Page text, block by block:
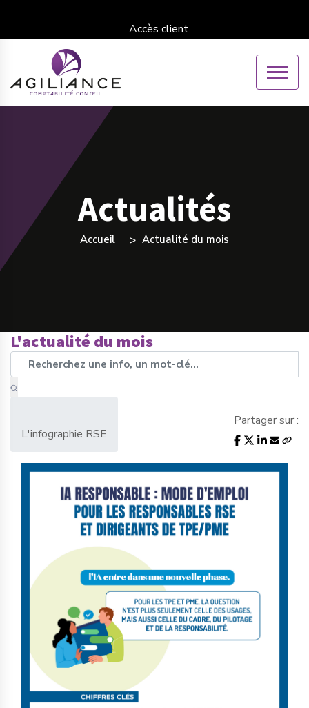
Accès client
Actualités
Accueil Actualité du mois
L'actualité du mois
L'infographie RSE
Partager sur :